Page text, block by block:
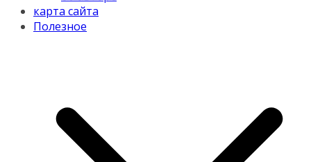
карта сайта
Полезное